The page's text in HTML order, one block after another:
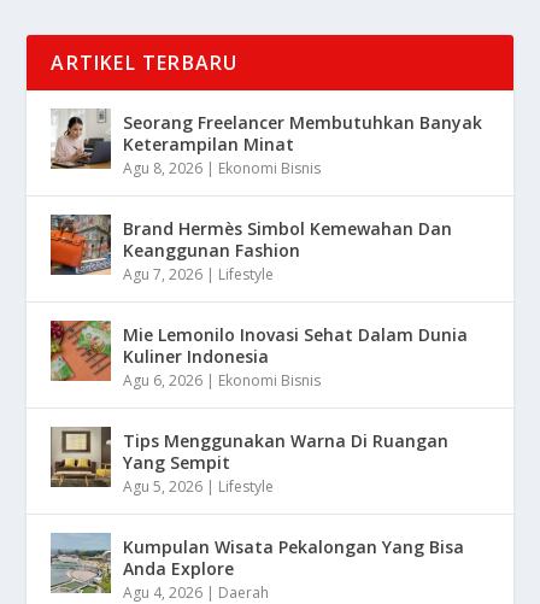
ARTIKEL TERBARU
Seorang Freelancer Membutuhkan Banyak
Keterampilan Minat
Agu 8, 2026 | Ekonomi Bisnis
Brand Hermès Simbol Kemewahan Dan
Keanggunan Fashion
Agu 7, 2026 | Lifestyle
Mie Lemonilo Inovasi Sehat Dalam Dunia
Kuliner Indonesia
Agu 6, 2026 | Ekonomi Bisnis
Tips Menggunakan Warna Di Ruangan
Yang Sempit
Agu 5, 2026 | Lifestyle
Kumpulan Wisata Pekalongan Yang Bisa
Anda Explore
Agu 4, 2026 | Daerah